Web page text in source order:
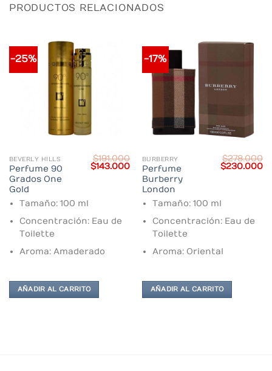
PRODUCTOS RELACIONADOS
-25%
BEVERLY HILLS
Perfume 90
Grados One
Gold
$191.000
Original
price
$143.000Current
price
$143.000.
Tamaño: 100 ml
Concentración: Eau de
Toilette
Aroma: Amaderado
AÑADIR AL CARRITO
-17%
BURBERRY
Perfume
Burberry
London
$278.000
Original
price
$230.000
Tamaño: 100 ml
Concentración: Eau de
Toilette
Aroma: Oriental
AÑADIR AL CARRITO